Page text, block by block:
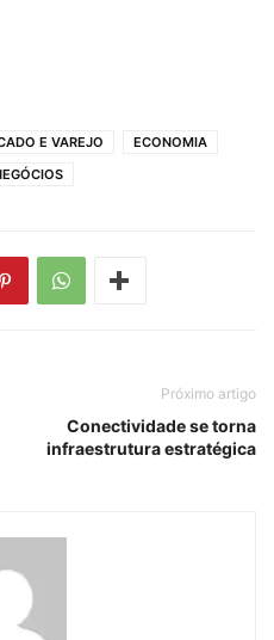
E VAREJO
ECONOMIA
Próximo artigo
Conectividade se torna
infraestrutura estratégica